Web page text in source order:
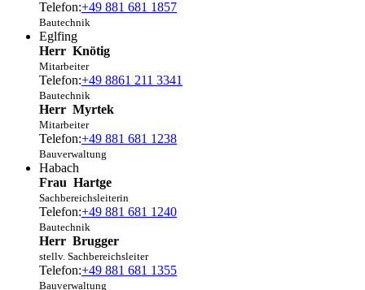
Telefon:+49 881 681 1857
Bautechnik
Eglfing
Herr Knötig
Mitarbeiter
Telefon:+49 8861 211 3341
Bautechnik
Herr Myrtek
Mitarbeiter
Telefon:+49 881 681 1238
Bauverwaltung
Habach
Frau Hartge
Sachbereichsleiterin
Telefon:+49 881 681 1240
Bautechnik
Herr Brugger
stellv. Sachbereichsleiter
Telefon:+49 881 681 1355
Bauverwaltung